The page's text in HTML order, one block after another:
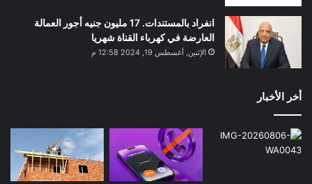
انفراد بالمستندات. 17 مليون جنيه أجور العمالة
العارضة في كهرباء القناة شهريا
الإثنين, أغسطس 19, 2024 12:58 م
أخر الأخبار